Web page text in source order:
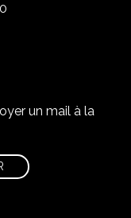
un mail à la